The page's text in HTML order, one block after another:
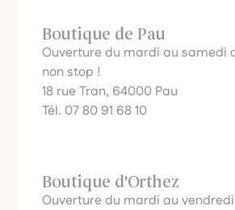
Boutique de Pau
Ouverture du mardi au samedi
non stop !
18 rue Tran, 64000 Pau
Tél. 07 80 91 68 10
Boutique d'Orthez
Ouverture du mardi au vendredi